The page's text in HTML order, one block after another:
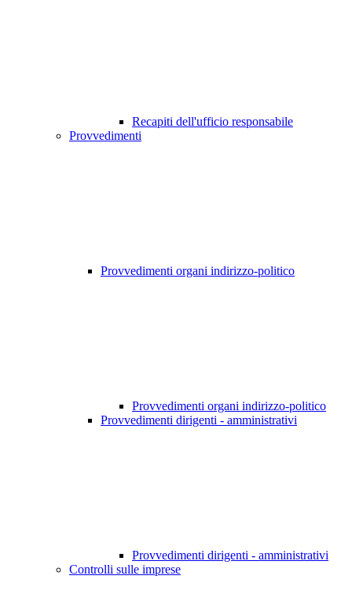
Recapiti dell'ufficio responsabile
Provvedimenti
Provvedimenti organi indirizzo-politico
Provvedimenti organi indirizzo-politico
Provvedimenti dirigenti - amministrativi
Provvedimenti dirigenti - amministrativi
Controlli sulle imprese